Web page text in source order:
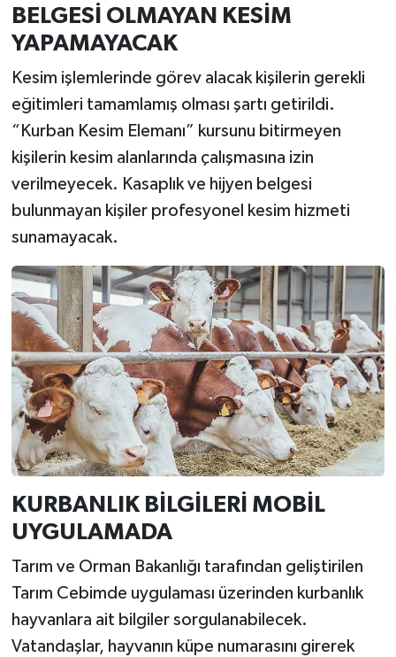
BELGESİ OLMAYAN KESİM
YAPAMAYACAK
Kesim işlemlerinde görev alacak kişilerin gerekli
eğitimleri tamamlamış olması şartı getirildi.
“Kurban Kesim Elemanı” kursunu bitirmeyen
kişilerin kesim alanlarında çalışmasına izin
verilmeyecek. Kasaplık ve hijyen belgesi
bulunmayan kişiler profesyonel kesim hizmeti
sunamayacak.
KURBANLIK BİLGİLERİ MOBİL
UYGULAMADA
Tarım ve Orman Bakanlığı tarafından geliştirilen
Tarım Cebimde uygulaması üzerinden kurbanlık
hayvanlara ait bilgiler sorgulanabilecek.
Vatandaşlar, hayvanın küpe numarasını girerek